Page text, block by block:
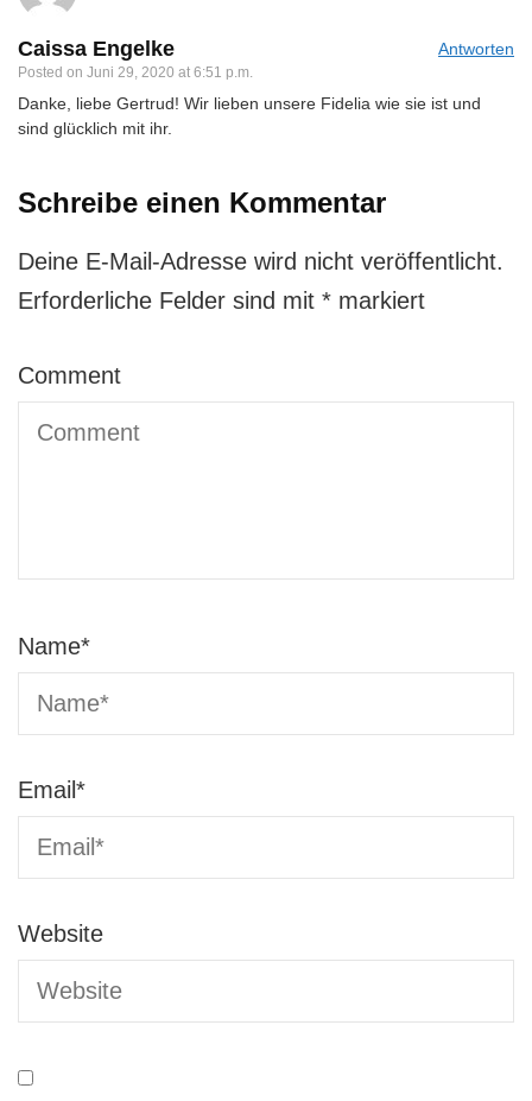
Caissa Engelke
Posted on Juni 29, 2020 at 6:51 p.m.
Antworten
Danke, liebe Gertrud! Wir lieben unsere Fidelia wie sie ist und
sind glücklich mit ihr.
Schreibe einen Kommentar
Deine E-Mail-Adresse wird nicht veröffentlicht.
Erforderliche Felder sind mit * markiert
Comment
Name*
Email*
Website